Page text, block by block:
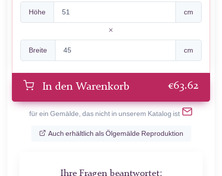
Höhe cm
Breite cm
In den Warenkorb €63.62
für ein Gemälde, das nicht in unserem Katalog ist
Auch erhältlich als Ölgemälde Reproduktion
Ihre Fragen beantwortet: